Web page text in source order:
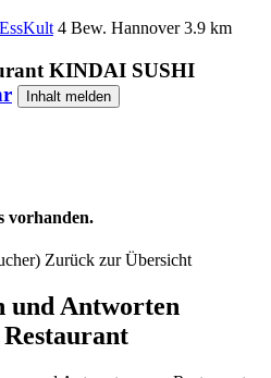
EssKult 4 Bew. Hannover 3.9 km
KINDAI SUSHI
Inhalt melden
vorhanden.
Zurück zur Übersicht
und Antworten